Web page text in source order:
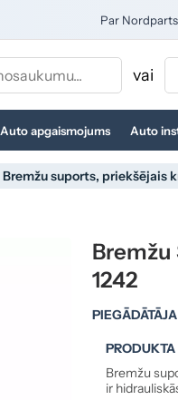
Par
vai
Auto apgaismojums Auto
Bremžu suports, priekšējais
Bremžu
1242
Bremžu
ir